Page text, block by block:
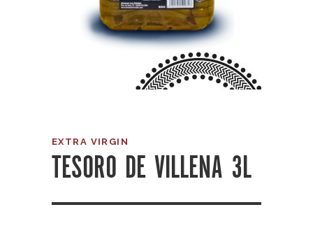
EXTRA VIRGIN
TESORO DE VILLENA 3L